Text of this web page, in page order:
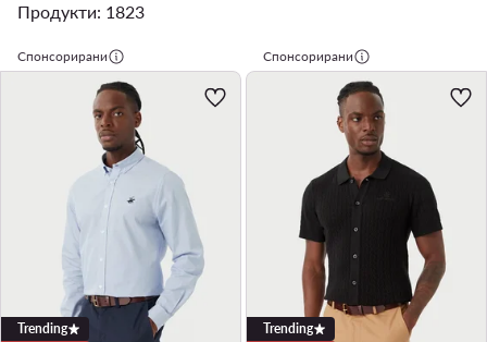
Продукти: 1823
Спонсорирани
Trending
Спонсорирани
Trending